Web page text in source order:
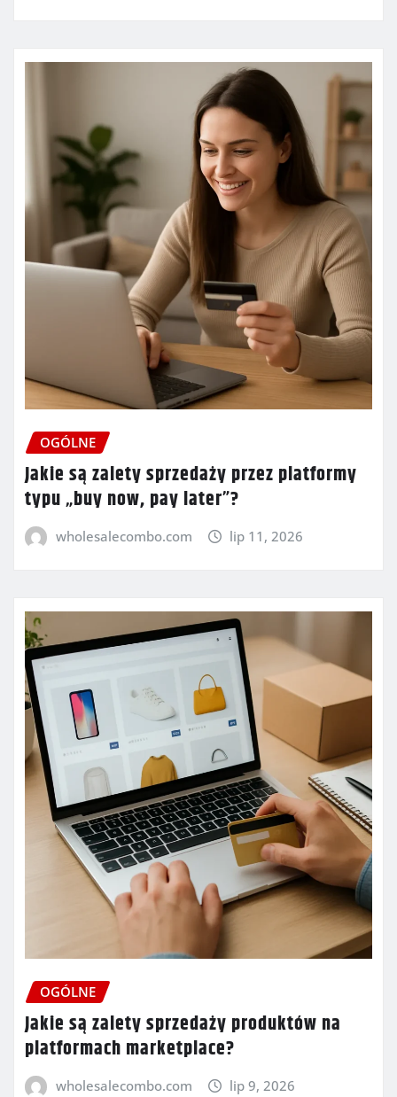
OGÓLNE
Jakie są zalety sprzedaży przez platformy
typu „buy now, pay later”?
wholesalecombo.com lip 11, 2026
OGÓLNE
Jakie są zalety sprzedaży produktów na
platformach marketplace?
wholesalecombo.com lip 9, 2026